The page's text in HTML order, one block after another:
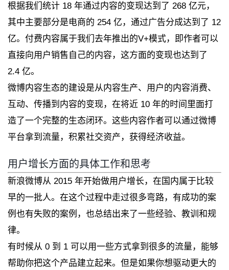
根据我们统计 18 年通过内容的变现达到了 268 亿元，
其中主要部分是电商的 254 亿，通过广告分成达到了 12
亿。付费内容属于我们去年推出的V+模式，即作者可以
直接向用户销售自己的内容，这方面的变现也达到了
2.4 亿。
微博内容生态的建设是从内容生产、用户的内容消费、
互动、传播到内容的变现，在将近 10 年的时间里面打
造了一个完整的生态闭环。这些内容作者可以通过微博
平台拿到流量，积累社交资产，获得经济收益。
用户增长方面的具体工作和思考
新浪微博从 2015 年开始做用户增长，在国内属于比较
早的一批人。在这个过程中走过很多弯路，有成功的案
例也有失败的案例，也总结出来了一些经验、教训和规
律。
有时候从 0 到 1 可以用一些方式拿到很多的流量，能够
帮助你把这个产品建立起来。但是如果你想驱动更大的